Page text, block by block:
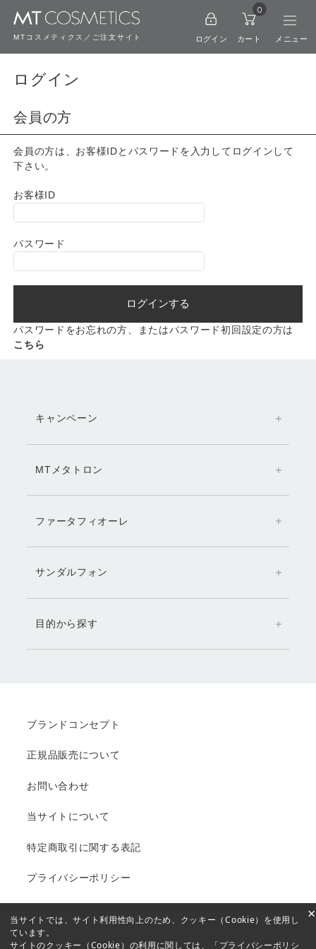
MTコスメティクス／ご注文サイト ログイン カート
0
ログイン
会員の方
会員の方は、お客様IDとパスワードを入力してログインして
下さい。
お客様ID
パスワード
パスワードをお忘れの方、またはパスワード初回設定の方は
こちら
キャンペーン
MTメタトロン
ファータフィオーレ
サンダルフォン
目的から探す
ブランドコンセプト
正規品販売について
お問い合わせ
当サイトについて
特定商取引に関する表記
プライバシーポリシー
Copyright © 2005-2021 MTコスメティクス／ご注文サイト
×
当サイトでは、サイト利用性向上のため、クッキー（Cookie）を使用し
ています。
サイトのクッキー（Cookie）の利用に関しては、
「プライバシーポリシ